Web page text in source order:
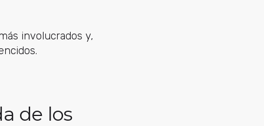
involucrados y,
de los